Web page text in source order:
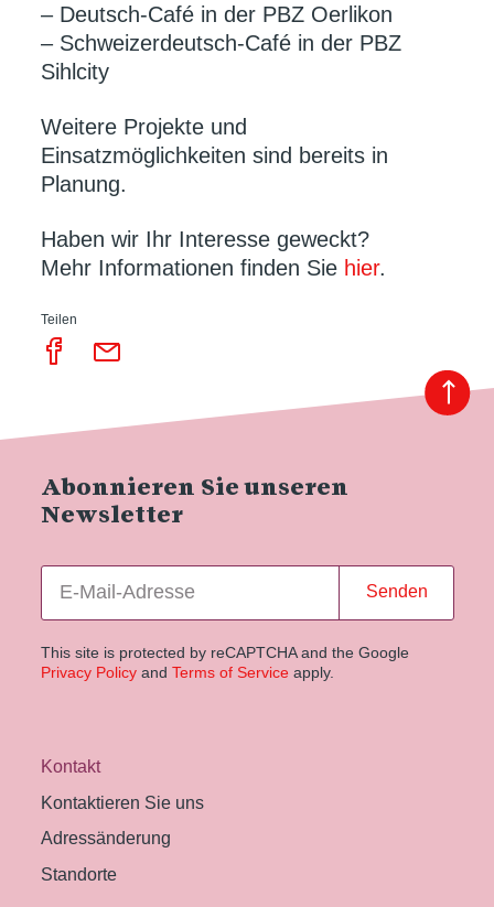
– Deutsch-Café in der PBZ Oerlikon
– Schweizerdeutsch-Café in der PBZ
Sihlcity
Weitere Projekte und
Einsatzmöglichkeiten sind bereits in
Planung.
Haben wir Ihr Interesse geweckt?
Mehr Informationen finden Sie hier.
Teilen
Abonnieren Sie unseren
Newsletter
Senden
This site is protected by reCAPTCHA and the Google
Privacy Policyand Terms of Service apply.
Kontakt
Kontaktieren Sie uns
Adressänderung
Standorte